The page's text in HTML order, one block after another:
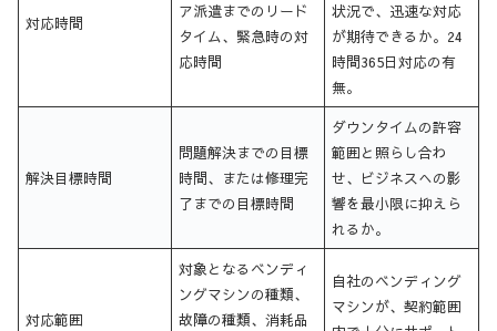
対応時間
ア派遣までのリード
タイム、緊急時の対
応時間
状況で、迅速な対応
が期待できるか。24
時間365日対応の有
無。
解決目標時間
問題解決までの目標
時間、または修理完
了までの目標時間
ダウンタイムの許容
範囲と照らし合わ
せ、ビジネスへの影
響を最小限に抑えら
れるか。
対応範囲
対象となるベンディ
ングマシンの種類、
故障の種類、消耗品
自社のベンディング
マシンが、契約範囲